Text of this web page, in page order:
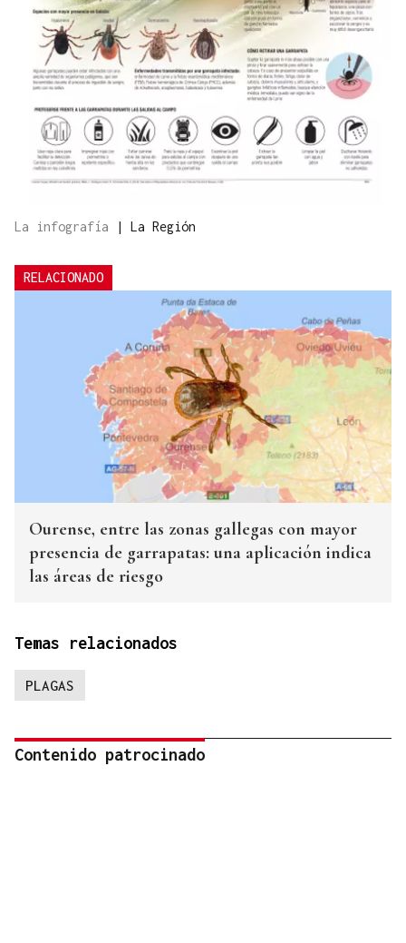
La infografía | La Región
RELACIONADO
Ourense, entre las zonas gallegas con mayor
presencia de garrapatas: una aplicación indica
las áreas de riesgo
Temas relacionados
PLAGAS
Contenido patrocinado